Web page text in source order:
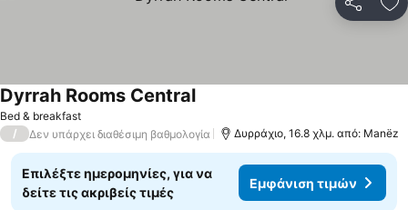
Bed & breakfast
Dyrrah Rooms CentralΕμφάνιση τιμών
/ Δεν υπάρχει διαθέσιμη βαθμολογία Δυρράχιο, 16.8 χλμ. από: Manëz
Επιλέξτε ημερομηνίες, για να
δείτε τις ακριβείς τιμές
Εμφάνιση τιμών